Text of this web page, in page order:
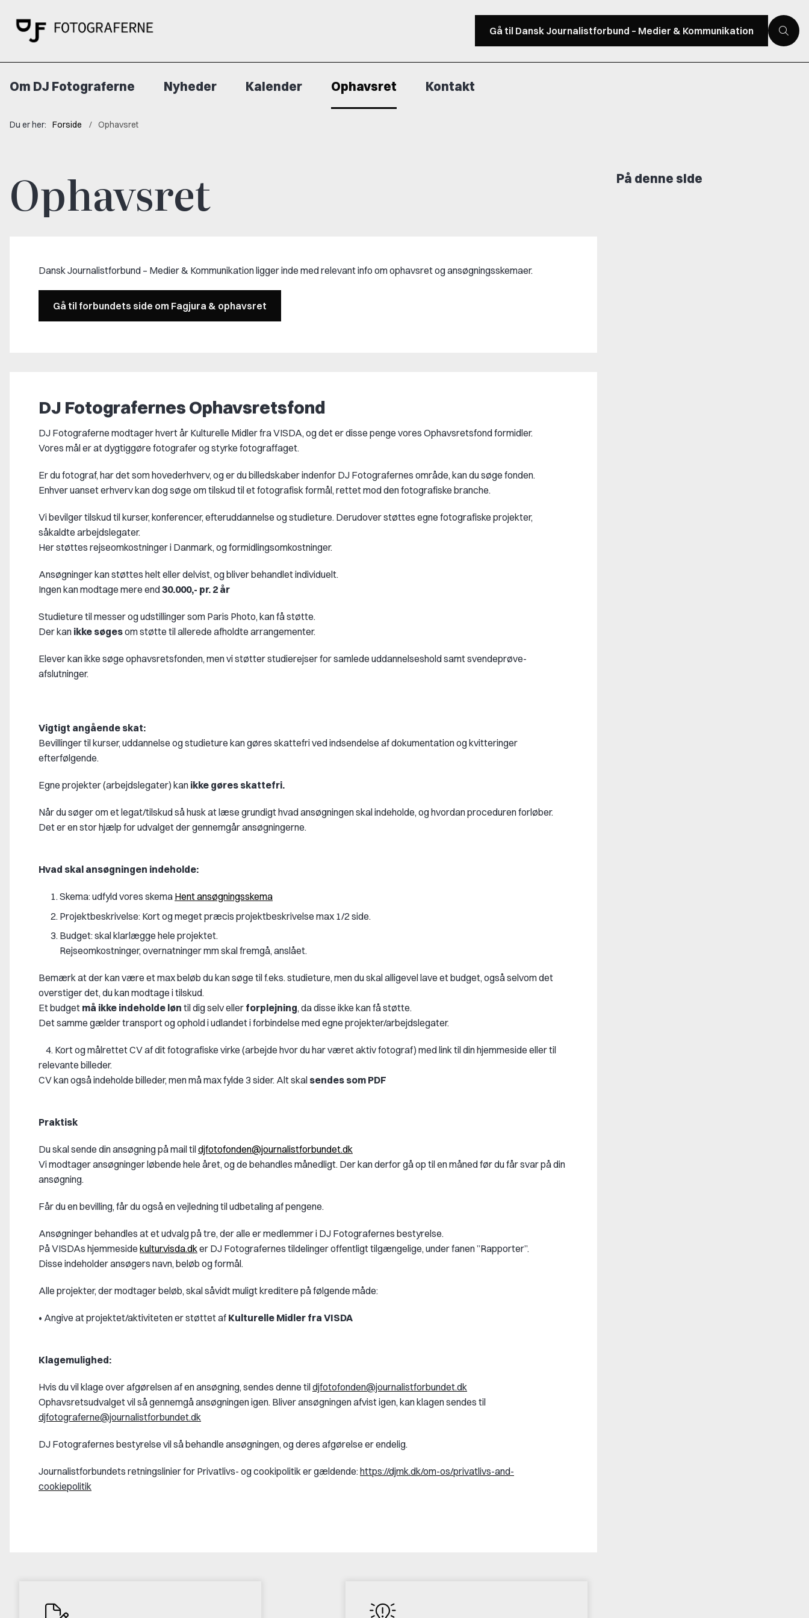
Gå til Dansk Journalistforbund – Medier & Kommunikation
Om DJ Fotograferne Nyheder Kalender Ophavsret Kontakt
Du er her: Forside Ophavsret
Ophavsret
Dansk Journalistforbund – Medier & Kommunikation ligger inde med relevant info om ophavsret og ansøgningsskemaer.
Gå til forbundets side om Fagjura & ophavsret
DJ Fotografernes Ophavsretsfond
DJ Fotograferne modtager hvert år Kulturelle Midler fra VISDA, og det er disse penge vores Ophavsretsfond formidler.
Vores mål er at dygtiggøre fotografer og styrke fotograffaget.
Er du fotograf, har det som hovederhverv, og er du billedskaber indenfor DJ Fotografernes område, kan du søge fonden.
Enhver uanset erhverv kan dog søge om tilskud til et fotografisk formål, rettet mod den fotografiske branche.
Vi bevilger tilskud til kurser, konferencer, efteruddannelse og studieture. Derudover støttes egne fotografiske projekter,
såkaldte arbejdslegater.
Her støttes rejseomkostninger i Danmark, og formidlingsomkostninger.
Ansøgninger kan støttes helt eller delvist, og bliver behandlet individuelt.
Ingen kan modtage mere end30.000,- pr. 2 år
Studieture til messer og udstillinger som Paris Photo, kan få støtte.
Der kan ikke søgesom støtte til allerede afholdte arrangementer.
Elever kan ikke søge ophavsretsfonden, men vi støtter studierejser for samlede uddannelseshold samt svendeprøve-
afslutninger.
Vigtigt angående skat:
Bevillinger til kurser, uddannelse og studieture kan gøres skattefri ved indsendelse af dokumentation og kvitteringer
efterfølgende.
Egne projekter (arbejdslegater) kan ikke gøres skattefri.
Når du søger om et legat/tilskud så husk at læse grundigt hvad ansøgningen skal indeholde, og hvordan proceduren forløber.
Det er en stor hjælp for udvalget der gennemgår ansøgningerne.
Hvad skal ansøgningen indeholde:
Skema: udfyld vores skema Hent ansøgningsskema
Projektbeskrivelse: Kort og meget præcis projektbeskrivelse max 1/2 side.
Budget: skal klarlægge hele projektet.
Rejseomkostninger, overnatninger mm skal fremgå, anslået.
Bemærk at der kan være et max beløb du kan søge til f.eks. studieture, men du skalalligevel lave et budget, også selvom det
overstiger det, du kan modtage i tilskud.
Et budget må ikke indeholde løn til dig selv eller forplejning, da disse ikke kan få støtte.
Det samme gælder transport og ophold i udlandet i forbindelse med egne projekter/arbejdslegater.
4. Kort og målrettet CV af dit fotografiske virke (arbejde hvor du har været aktiv fotograf) med link til din hjemmeside eller til
relevante billeder.
CV kan også indeholde billeder, men må max fylde 3 sider. Alt skal sendes som PDF
Praktisk
Du skal sende din ansøgning på mail tildjfotofonden@journalistforbundet.dk
Vi modtager ansøgninger løbende hele året,og de behandles månedligt. Der kan derfor gå op til en måned før du får svar på din
ansøgning.
Får du en bevilling, får du også en vejledning til udbetaling af pengene.
Ansøgninger behandles at et udvalg på tre, der alle er medlemmer i DJ Fotografernes bestyrelse.
På VISDAs hjemmeside kultur.visda.dker DJ Fotografernes tildelinger offentligttilgængelige, under fanen ”Rapporter”.
Disse indeholder ansøgers navn, beløb og formål.
Alle projekter, der modtager beløb, skal såvidt muligt kreditere på følgende måde:
• Angive at projektet/aktiviteten er støttet af Kulturelle Midler fra VISDA
Klagemulighed:
Hvis du vil klage over afgørelsen af en ansøgning, sendes denne tildjfotofonden@journalistforbundet.dk
Ophavsretsudvalget vil så gennemgå ansøgningen igen. Bliver ansøgningen afvist igen, kan klagen sendes til
djfotograferne@journalistforbundet.dk
DJ Fotografernes bestyrelse vil så behandle ansøgningen, og deres afgørelse er endelig.
Journalistforbundets retningslinier for Privatlivs- og cookipolitik er gældende:https://djmk.dk/om-os/privatlivs-and-
cookiepolitik
På denne side